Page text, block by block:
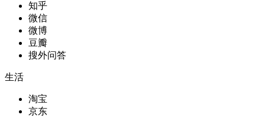
知乎
微信
微博
豆瓣
搜外问答
生活
淘宝
京东